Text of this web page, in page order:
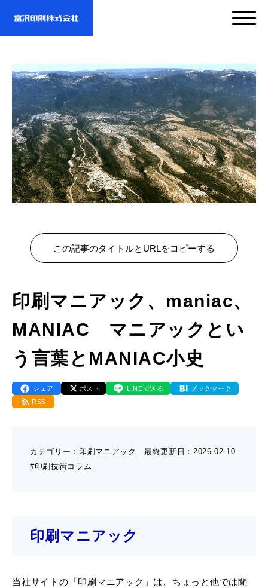
- サービスTOP
- 映像・動画制作
- ぎぞらーず
- デザイン
- 高精細印刷
企業情報
- 企業情報TOP
- ごあいさつ
- 会社概要
- アクセス
- CSR活動
実績紹介
- すべての実績
- 映像・動画制作
- ぎぞらーず
- デザイン
- 販促グッズ
- オンデマンド印刷
お問い合わせ・資料DL
- お問い合わせTOP
- お問い合わせ
- 工場見学のお問い合わせ
- ぎぞらーず資料請求
わたしたちについて
ブログ（印刷マニアック）
工場見学
この記事のタイトルとURLをコピーする
印刷マニアック、maniac、
MANIAC マニアックとい
う言葉とMANIAC小史
シェア ポスト LINEで送る
ブックマーク
RSS
カテゴリー： 印刷マニアック 最終更新日：2026.02.10
#印刷技術コラム
印刷マニアック
当社サイトの「印刷マニアック」は、ちょっと他では聞